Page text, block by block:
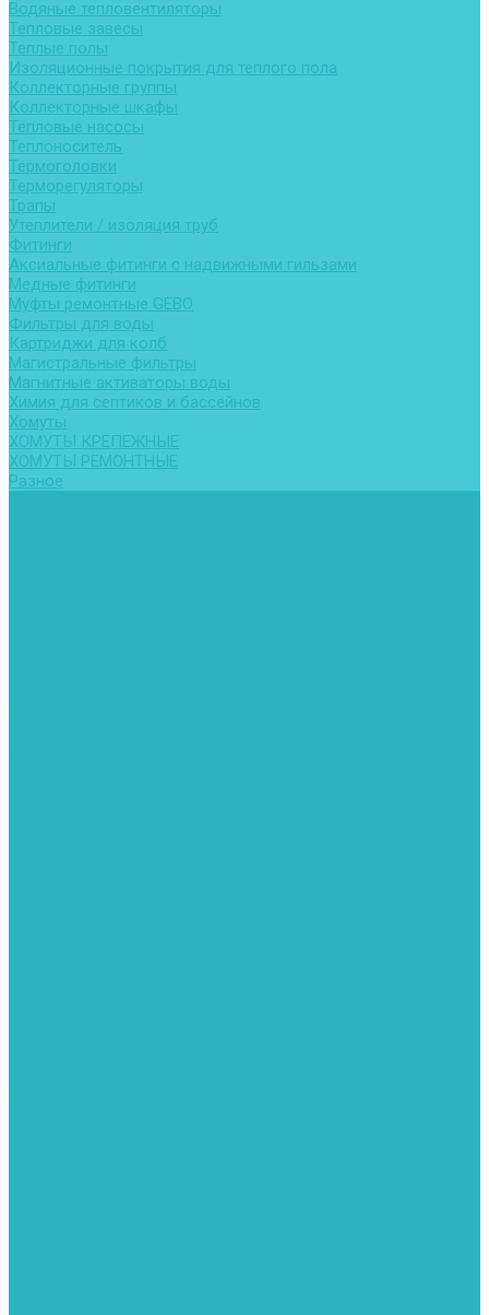
Водяные тепловентиляторы
Тепловые завесы
Теплые полы
Изоляционные покрытия для теплого пола
Коллекторные группы
Коллекторные шкафы
Тепловые насосы
Теплоноситель
Термоголовки
Терморегуляторы
Трапы
Утеплители / изоляция труб
Фитинги
Аксиальные фитинги с надвижными гильзами
Медные фитинги
Муфты ремонтные GEBO
Фильтры для воды
Картриджи для колб
Магистральные фильтры
Магнитные активаторы воды
Химия для септиков и бассейнов
Хомуты
ХОМУТЫ КРЕПЕЖНЫЕ
ХОМУТЫ РЕМОНТНЫЕ
Разное